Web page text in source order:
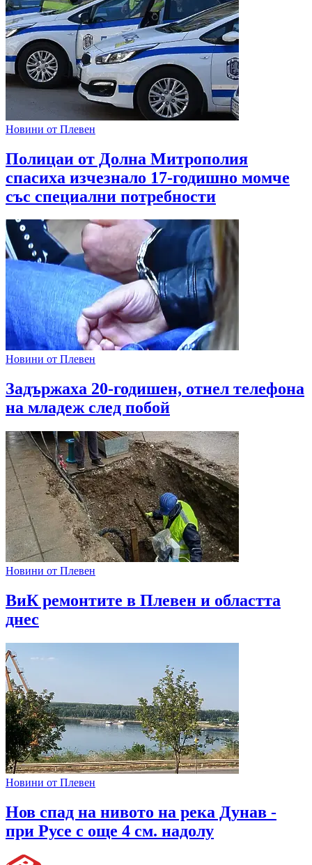
Новини от Плевен
Полицаи от Долна Митрополия
спасиха изчезнало 17-годишно момче
със специални потребности
Новини от Плевен
Задържаха 20-годишен, отнел телефона
на младеж след побой
Новини от Плевен
ВиК ремонтите в Плевен и областта
днес
Новини от Плевен
Нов спад на нивото на река Дунав -
при Русе с още 4 см. надолу